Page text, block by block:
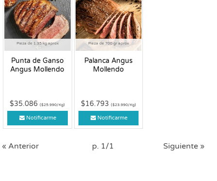
Pieza de 1.35 kg aprox
Punta de Ganso
Angus Mollendo
$35.086($25.990/Kg)
Notificarme
Pieza de 700 gr aprox
Palanca Angus
Mollendo
$16.793 ($23.990/Kg)
Notificarme
« Anterior p. 1/1 Siguiente »